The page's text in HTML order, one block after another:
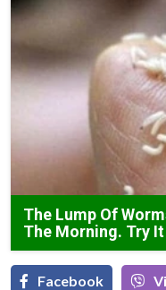
The Lump Of
The Morning. Try It
Facebook